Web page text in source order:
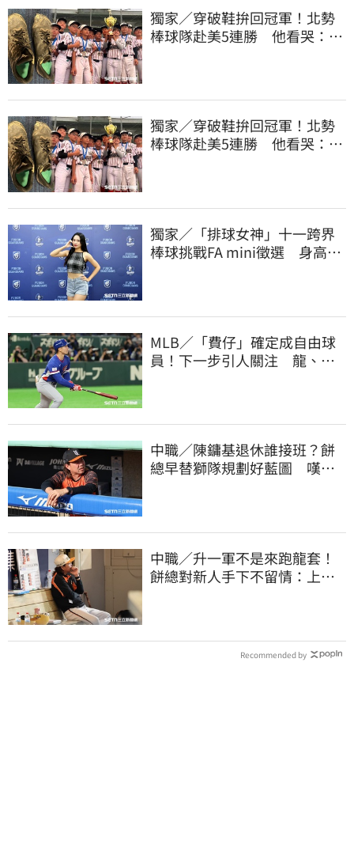
獨家／穿破鞋拚回冠軍！北勢
棒球隊赴美5連勝 他看哭：台
獨家／穿破鞋拚回冠軍！北勢
棒球隊赴美5連勝 他看哭：台
獨家／「排球女神」十一跨界
棒球挑戰FA mini徵選 身高
MLB／「費仔」確定成自由球
員！下一步引人關注 龍、獅
中職／陳鏞基退休誰接班？餅
總早替獅隊規劃好藍圖 嘆新
中職／升一軍不是來跑龍套！
餅總對新人手下不留情：上來
Recommended by